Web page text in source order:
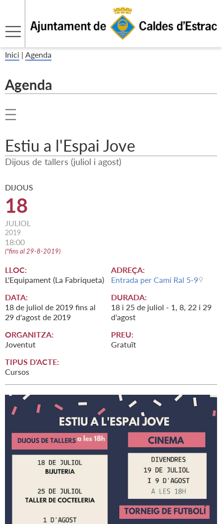
Inici | Agenda
Agenda
Estiu a l'Espai Jove
Dijous de tallers (juliol i agost)
DIJOUS
18
JULIOL
2019
18:00
(*fins al 29-8-2019)
LLOC:
L'Equipament (La Fabriqueta)
ADREÇA:
Entrada per Camí Ral 5-9
DATA:
18 de juliol de 2019 fins al
29 d'agost de 2019
DURADA:
18 i 25 de juliol - 1, 8, 22 i 29
d'agost
ORGANITZA:
Joventut
PREU:
Gratuït
TIPUS D'ACTE:
Cursos